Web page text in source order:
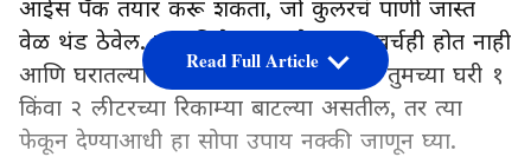
आईस पॅक तयार करू शकता, जो कुलरचं पाणी जास्त
वेळ थंड ठेवेल. यात विशेष म्हणजे जास्त खर्चही होत नाही
आणि घरातल्या भंगाराचा योग्य वापर होतो. तुमच्या घरी १
किंवा २ लीटरच्या रिकाम्या बाटल्या असतील, तर त्या
फेकून देण्याआधी हा सोपा उपाय नक्की जाणून घ्या.
Read Full Article